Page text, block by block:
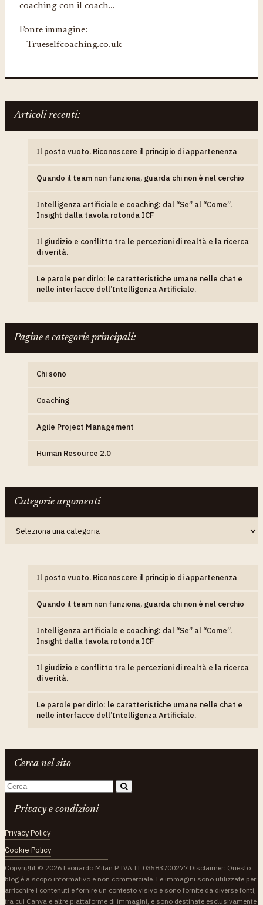
coaching con il coach…
Fonte immagine:
– Trueselfcoaching.co.uk
Articoli recenti:
Il posto vuoto. Riconoscere il principio di appartenenza
Quando il team non funziona, guarda chi non è nel cerchio
Intelligenza artificiale e coaching: dal “Se” al “Come”.
Insight dalla tavola rotonda ICF
Il giudizio e conflitto tra le percezioni di realtà e la ricerca
di verità.
Le parole per dirlo: le caratteristiche umane nelle chat e
nelle interfacce dell’Intelligenza Artificiale.
Pagine e categorie principali:
Chi sono
Coaching
Agile Project Management
Human Resource 2.0
Categorie argomenti
argomenti
Il posto vuoto. Riconoscere il principio di appartenenza
Quando il team non funziona, guarda chi non è nel cerchio
Intelligenza artificiale e coaching: dal “Se” al “Come”.
Insight dalla tavola rotonda ICF
Il giudizio e conflitto tra le percezioni di realtà e la ricerca
di verità.
Le parole per dirlo: le caratteristiche umane nelle chat e
nelle interfacce dell’Intelligenza Artificiale.
Cerca nel sito
Privacy e condizioni
Privacy Policy
Cookie Policy
Copyright © 2026 Leonardo Milan P IVA IT 03583700277 Disclaimer: Questo
blog è a scopo informativo e non commerciale. Le immagini sono utilizzate per
arricchire i contenuti e fornire un contesto visivo e sono fornite da diverse fonti,
tra cui Canva e altre piattaforme di immagini, e sono destinate esclusivamente